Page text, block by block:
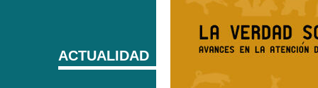
ACTUALIDAD